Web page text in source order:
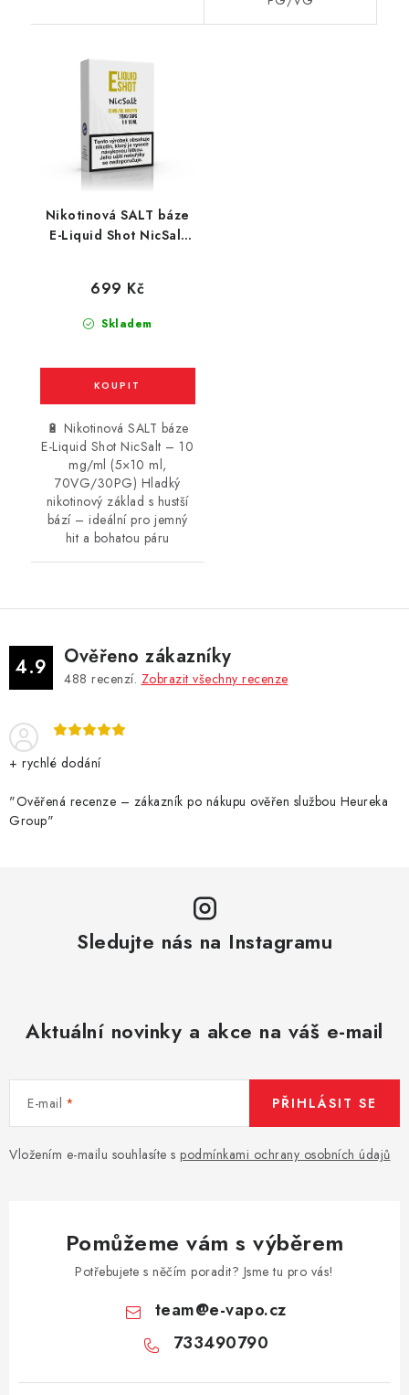
Nikotinová SALT báze
E-Liquid Shot NicSalt
Skladem
699 Kč
🔋 Nikotinová SALT báze
E-Liquid Shot NicSalt – 10
mg/ml (5×10 ml,
70VG/30PG) Hladký
nikotinový základ s hustší
bází – ideální pro jemný
hit a bohatou páru
4.9 Ověřeno zákazníky
488 recenzí. Zobrazit všechny recenze
+ rychlé dodání
"Ověřená recenze – zákazník po nákupu ověřen službou Heureka
Group"
Sledujte nás na Instagramu
Aktuální novinky a akce na váš e-mail
E-mail
Vložením e-mailu souhlasíte s podmínkami ochrany osobních údajů
PŘIHLÁSIT SE
Pomůžeme vám s výběrem
Potřebujete s něčím poradit? Jsme tu pro vás!
team@e-vapo.cz
733490790